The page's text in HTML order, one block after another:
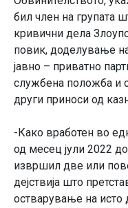
бил член на групата
кривични дела
повик, доделување
јавно – приватно
службена положба и
други приноси од
-Како вработен во
од месец јули 2022
извршил две или
дејствија што
остварување на исто